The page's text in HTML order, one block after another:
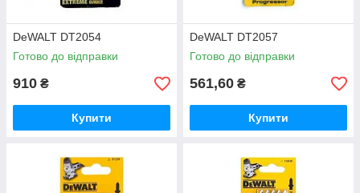
DeWALT DT2054
Готово до відправки
910 ₴
Купити
DeWALT DT2057
Готово до відправки
561,60 ₴
Купити